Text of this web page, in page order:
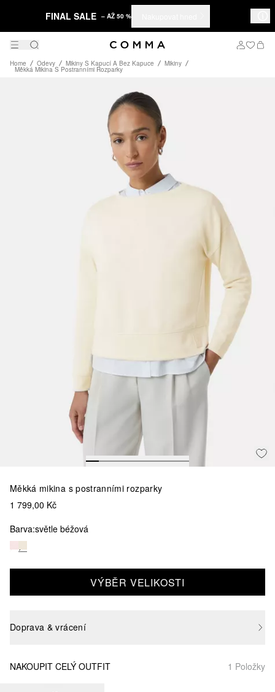
FINAL SALE – AŽ 50 %
Home Odevy Mikiny S Kapucí A Bez Kapuce Mikiny
Měkká Mikina S Postranními Rozparky
Měkká mikina s postranními rozparky
1 799,00 Kč
Barva:světle béžová
VÝBĚR VELIKOSTI
Doprava & vrácení
NAKOUPIT CELÝ OUTFIT 1 Položky